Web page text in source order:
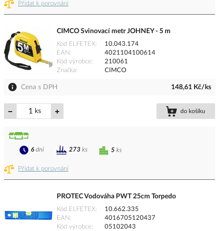
Přidat k porovnání
CIMCO Svinovací metr JOHNEY - 5 m
Kód ELFETEX
10.043.174
EAN
4021104100614
Kód výrobce
210061
Značka
CIMCO
Cena s DPH 148,61 Kč/ks
ks do košíku
Přidat k porovnání
5 ks
6 dní 273 ks
PROTEC Vodováha PWT 25cm Torpedo
Kód ELFETEX
10.662.335
EAN
4016705120437
Kód výrobce
05102043